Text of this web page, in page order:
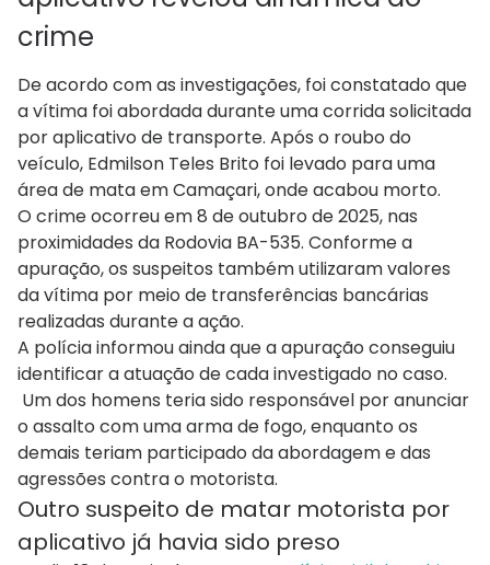
crime
De acordo com as investigações, foi constatado que
a vítima foi abordada durante uma corrida solicitada
por aplicativo de transporte. Após o roubo do
veículo, Edmilson Teles Brito foi levado para uma
área de mata em Camaçari, onde acabou morto.
O crime ocorreu em 8 de outubro de 2025, nas
proximidades da Rodovia BA-535. Conforme a
apuração, os suspeitos também utilizaram valores
da vítima por meio de transferências bancárias
realizadas durante a ação.
A polícia informou ainda que a apuração conseguiu
identificar a atuação de cada investigado no caso.
Um dos homens teria sido responsável por anunciar
o assalto com uma arma de fogo, enquanto os
demais teriam participado da abordagem e das
agressões contra o motorista.
Outro suspeito de matar motorista por
aplicativo já havia sido preso